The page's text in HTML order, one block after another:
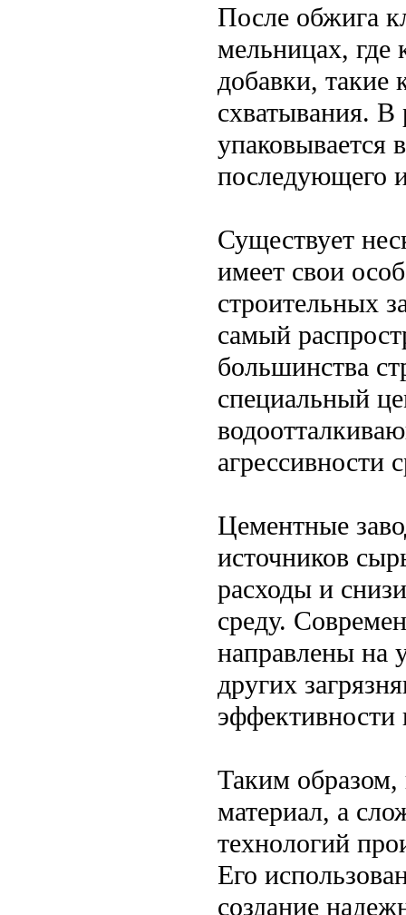
После обжига
мельницах, где
добавки, такие
схватывания. В
упаковывается
последующего
Существует
имеет свои
строительных
самый
большинства
специальный
агрессивности
Цементные
источников
расходы и
среду.
направлены на
других
эффективности
Таким
материал, а
технологий
Его
создание